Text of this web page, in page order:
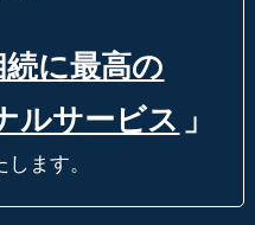
に最高の
ルサービス 」
ます。